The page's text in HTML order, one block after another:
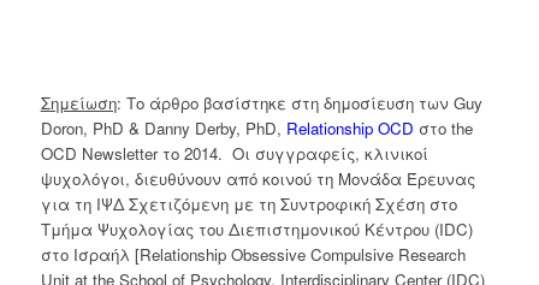
Σημείωση: Το άρθρο βασίστηκε στη δημοσίευση των Guy
Doron, PhD & Danny Derby, PhD, Relationship OCD στο the
OCD Newsletter το 2014. Οι συγγραφείς, κλινικοί
ψυχολόγοι, διευθύνουν από κοινού τη Μονάδα Έρευνας
για τη ΙΨΔ Σχετιζόμενη με τη Συντροφική Σχέση στο
Τμήμα Ψυχολογίας του Διεπιστημονικού Κέντρου (IDC)
στο Ισραήλ [Relationship Obsessive Compulsive Research
Unit at the School of Psychology, Interdisciplinary Center (IDC)